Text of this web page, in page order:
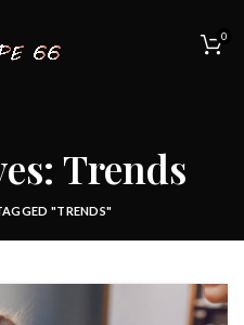
0
Trends
"TRENDS"